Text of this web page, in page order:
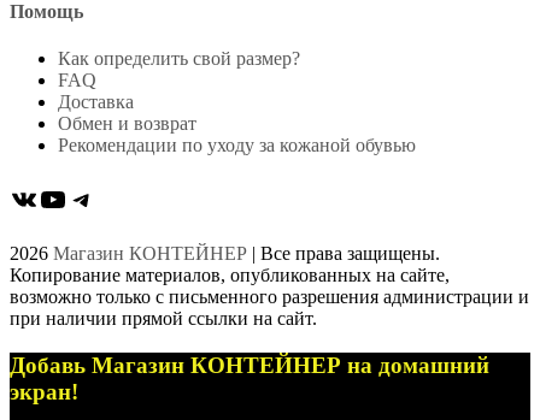
Помощь
Как определить свой размер?
FAQ
Доставка
Обмен и возврат
Рекомендации по уходу за кожаной обувью
ВКонтакте
YouTube
Telegram
2026 Магазин КОНТЕЙНЕР | Все права защищены.
Копирование материалов, опубликованных на сайте,
возможно только с письменного разрешения администрации и
при наличии прямой ссылки на сайт.
Добавь Магазин КОНТЕЙНЕР на домашний
экран!